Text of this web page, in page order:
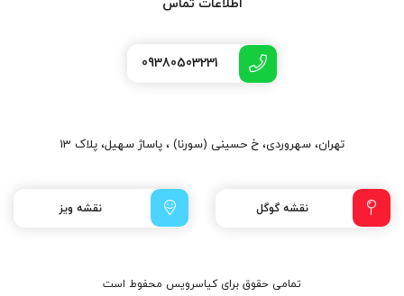
اطلاعات تماس
09380503231
تهران، سهروردی، خ حسینی (سورنا) ، پاساژ سهیل، پلاک 13
نقشه گوگل نقشه ویز
تمامی حقوق برای کیاسرویس محفوط است